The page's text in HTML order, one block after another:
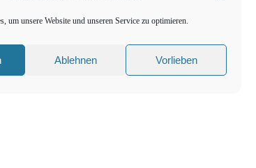
um unsere Website und unseren Service zu optimieren.
Ablehnen Vorlieben